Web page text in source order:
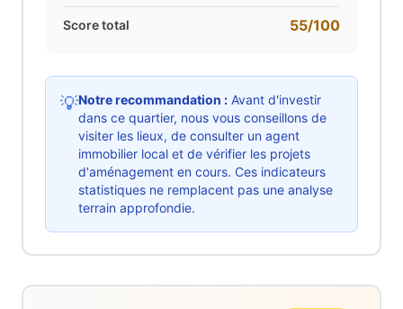
Score total 55/100
💡Notre recommandation : Avant d'investir
dans ce quartier, nous vous conseillons de
visiter les lieux, de consulter un agent
immobilier local et de vérifier les projets
d'aménagement en cours. Ces indicateurs
statistiques ne remplacent pas une analyse
terrain approfondie.